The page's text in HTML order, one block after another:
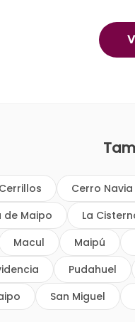
Cerrillos Cerro Navia
de Maipo La
Macul Maipú
Pudahuel
San Miguel